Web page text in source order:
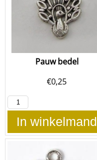
Pauw bedel
€0,25
In winkelmand